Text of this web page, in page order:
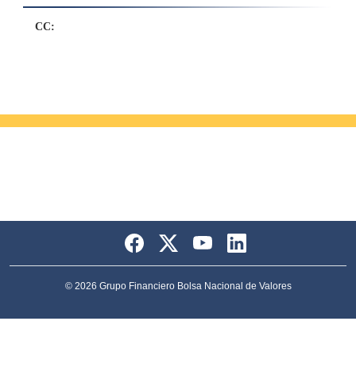
CC:
© 2026 Grupo Financiero Bolsa Nacional de Valores